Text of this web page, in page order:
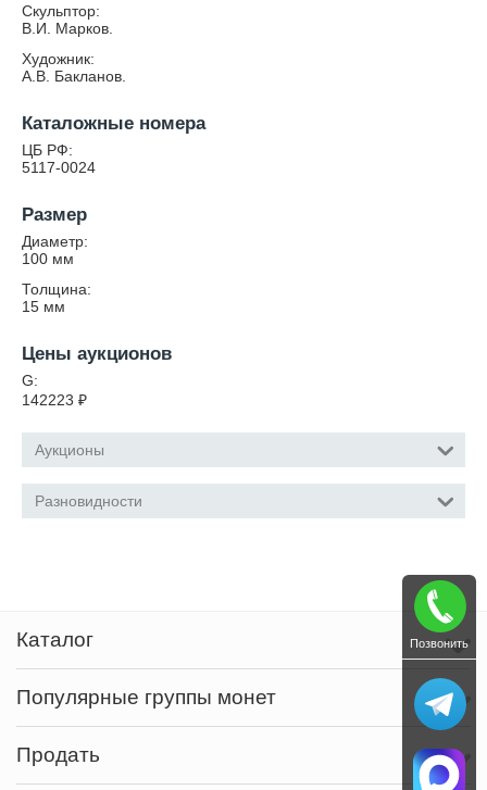
Скульптор:
В.И. Марков.
Художник:
А.В. Бакланов.
Каталожные номера
ЦБ РФ:
5117-0024
Размер
Диаметр:
100 мм
Толщина:
15 мм
Цены аукционов
G:
142223 ₽
Аукционы
Разновидности
Каталог
Популярные группы монет
Продать
Позвонить